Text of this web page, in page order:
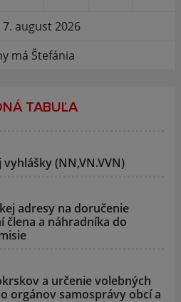
august 2026
má Štefánia
TABUĽA
(NN,VN.VVN)
adresy na doručenie
člena a náhradníka do
a určenie volebných
orgánov samosprávy obcí a